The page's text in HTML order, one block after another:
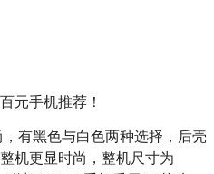
有黑色与白色两种选择，后壳
机更显时尚，整机尺寸为